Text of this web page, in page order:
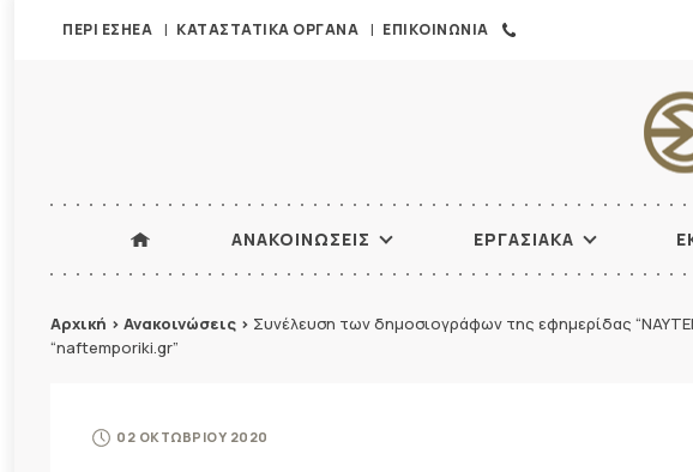
ΠΕΡΙ ΕΣΗΕΑ ΚΑΤΑΣΤΑΤΙΚΑ ΟΡΓΑΝΑ ΕΠΙΚΟΙΝΩΝΙΑ
ΑΝΑΚΟΙΝΩΣΕΙΣ ΕΡΓΑΣΙΑΚΑ
Αρχική > Ανακοινώσεις > Συνέλευση των δημοσιογράφων της εφημερίδας
“naftemporiki.gr”
02 ΟΚΤΩΒΡΙΟΥ 2020